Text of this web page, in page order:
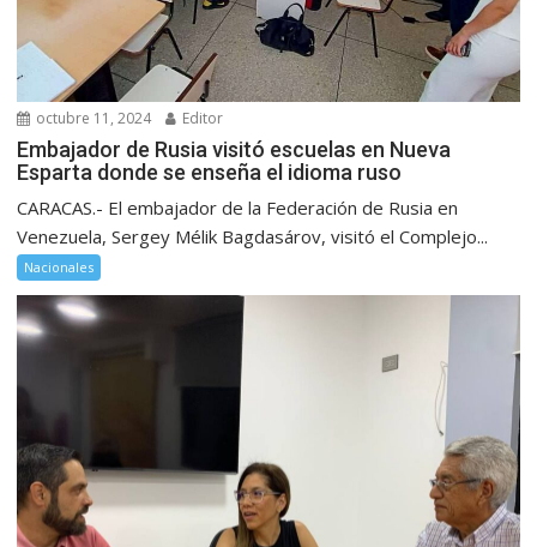
octubre 11, 2024 Editor
Embajador de Rusia visitó escuelas en Nueva
Esparta donde se enseña el idioma ruso
CARACAS.- El embajador de la Federación de Rusia en
Venezuela, Sergey Mélik Bagdasárov, visitó el Complejo...
Nacionales